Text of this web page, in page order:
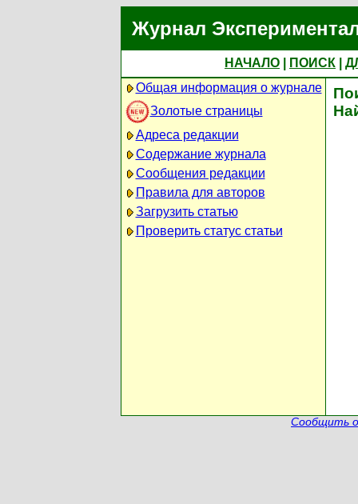
Журнал
НАЧАЛО ПОИСК
Общая информация о журнале
Золотые страницы
Адреса редакции
Содержание журнала
Сообщения редакции
Правила для авторов
Загрузить статью
Проверить статус статьи
Сообщить о